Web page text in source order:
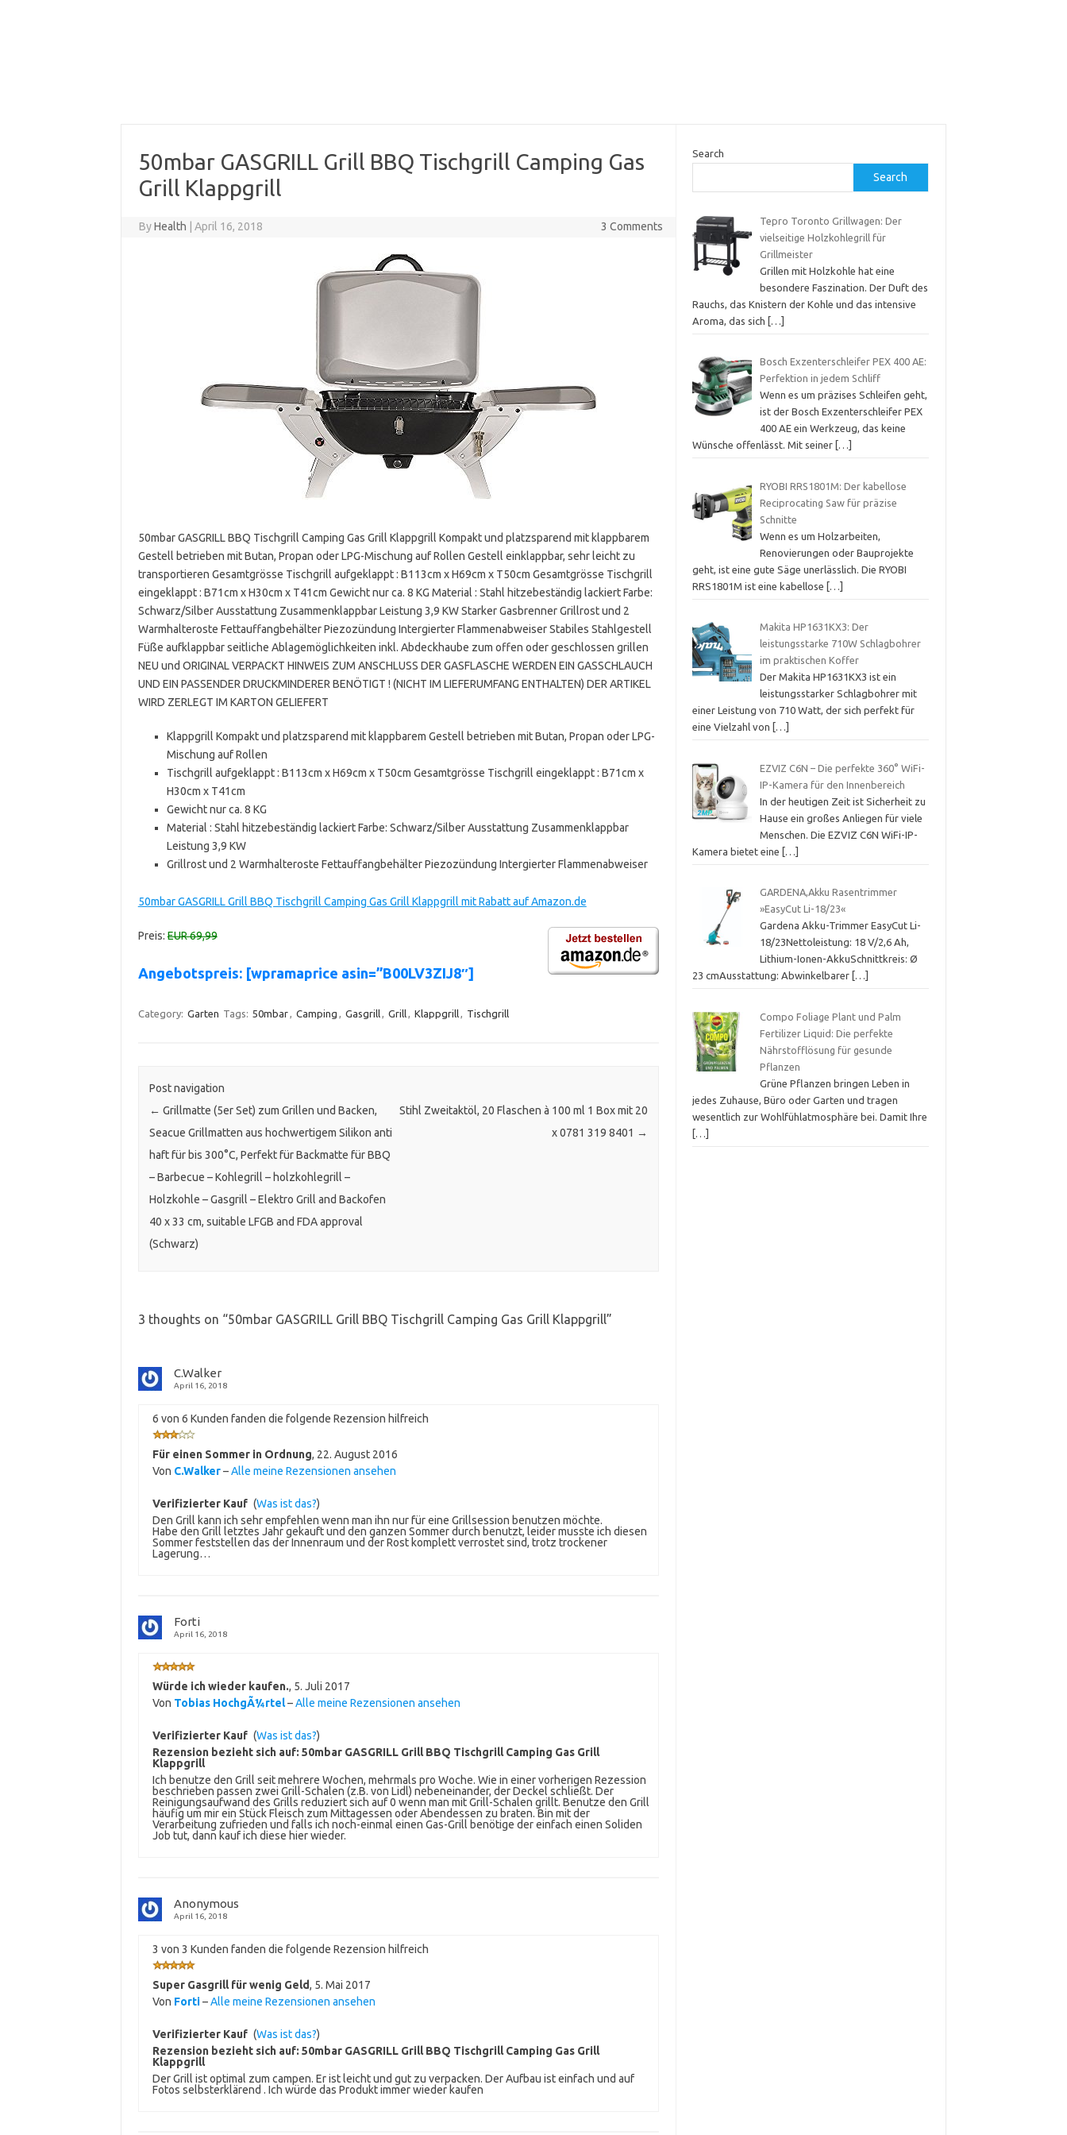
50mbar GASGRILL Grill BBQ Tischgrill Camping Gas
Grill Klappgrill
ByHealth April 16, 2018 3 Comments
50mbar GASGRILL BBQ Tischgrill Camping Gas Grill Klappgrill Kompakt und platzsparend mit klappbarem
Gestell betrieben mit Butan, Propan oder LPG-Mischung auf Rollen Gestell einklappbar, sehr leicht zu
transportieren Gesamtgrösse Tischgrill aufgeklappt : B113cm x H69cm x T50cm Gesamtgrösse Tischgrill
eingeklappt : B71cm x H30cm x T41cm Gewicht nur ca. 8 KG Material : Stahl hitzebeständig lackiert Farbe:
Schwarz/Silber Ausstattung Zusammenklappbar Leistung 3,9 KW Starker Gasbrenner Grillrost und 2
Warmhalteroste Fettauffangbehälter Piezozündung Intergierter Flammenabweiser Stabiles Stahlgestell
Füße aufklappbar seitliche Ablagemöglichkeiten inkl. Abdeckhaube zum offen oder geschlossen grillen
NEU und ORIGINAL VERPACKT HINWEIS ZUM ANSCHLUSS DER GASFLASCHE WERDEN EIN GASSCHLAUCH
UND EIN PASSENDER DRUCKMINDERER BENÖTIGT ! (NICHT IM LIEFERUMFANG ENTHALTEN) DER ARTIKEL
WIRD ZERLEGT IM KARTON GELIEFERT
Klappgrill Kompakt und platzsparend mit klappbarem Gestell betrieben mit Butan, Propan oder LPG-
Mischung auf Rollen
Tischgrill aufgeklappt : B113cm x H69cm x T50cm Gesamtgrösse Tischgrill eingeklappt : B71cm x
H30cm x T41cm
Gewicht nur ca. 8 KG
Material : Stahl hitzebeständig lackiert Farbe: Schwarz/Silber Ausstattung Zusammenklappbar
Leistung 3,9 KW
Grillrost und 2 Warmhalteroste Fettauffangbehälter Piezozündung Intergierter Flammenabweiser
50mbar GASGRILL Grill BBQ Tischgrill Camping Gas Grill Klappgrill mit Rabatt auf Amazon.de
Preis:EUR 69,99
Angebotspreis: [wpramaprice asin=”B00LV3ZIJ8″]
Category: Garten Tags: 50mbar, Camping , Gasgrill, Grill, Klappgrill, Tischgrill
Post navigation
← Grillmatte (5er Set) zum Grillen und Backen,
Seacue Grillmatten aus hochwertigem Silikon anti
haft für bis 300°C, Perfekt für Backmatte für BBQ
– Barbecue – Kohlegrill – holzkohlegrill –
Holzkohle – Gasgrill – Elektro Grill and Backofen
40 x 33 cm, suitable LFGB and FDA approval
(Schwarz)
Stihl Zweitaktöl, 20 Flaschen à 100 ml 1 Box mit 20
x 0781 319 8401 →
3 thoughts on “50mbar GASGRILL Grill BBQ Tischgrill Camping Gas Grill Klappgrill”
C.Walker
April 16, 2018
6 von 6 Kunden fanden die folgende Rezension hilfreich
Für einen Sommer in Ordnung, 22. August 2016
Von C.Walker–Alle meine Rezensionen ansehen
Verifizierter Kauf (Was ist das?)
Den Grill kann ich sehr empfehlen wenn man ihn nur für eine Grillsession benutzen möchte.
Habe den Grill letztes Jahr gekauft und den ganzen Sommer durch benutzt, leider musste ich diesen
Sommer feststellen das der Innenraum und der Rost komplett verrostet sind, trotz trockener
Lagerung…
Forti
April 16, 2018
Würde ich wieder kaufen., 5. Juli 2017
Von Tobias HochgÃ¼rtel–Alle meine Rezensionen ansehen
Verifizierter Kauf (Was ist das?)
Rezension bezieht sich auf: 50mbar GASGRILL Grill BBQ Tischgrill Camping Gas Grill
Klappgrill
Ich benutze den Grill seit mehrere Wochen, mehrmals pro Woche. Wie in einer vorherigen Rezession
beschrieben passen zwei Grill-Schalen (z.B. von Lidl) nebeneinander, der Deckel schließt. Der
Reinigungsaufwand des Grills reduziert sich auf 0 wenn man mit Grill-Schalen grillt. Benutze den Grill
häufig um mir ein Stück Fleisch zum Mittagessen oder Abendessen zu braten. Bin mit der
Verarbeitung zufrieden und falls ich noch-einmal einen Gas-Grill benötige der einfach einen Soliden
Job tut, dann kauf ich diese hier wieder.
Anonymous
April 16, 2018
3 von 3 Kunden fanden die folgende Rezension hilfreich
Super Gasgrill für wenig Geld, 5. Mai 2017
Von Forti–Alle meine Rezensionen ansehen
Verifizierter Kauf (Was ist das?)
Rezension bezieht sich auf: 50mbar GASGRILL Grill BBQ Tischgrill Camping Gas Grill
Klappgrill
Der Grill ist optimal zum campen. Er ist leicht und gut zu verpacken. Der Aufbau ist einfach und auf
Fotos selbsterklärend . Ich würde das Produkt immer wieder kaufen
Search
Search
Tepro Toronto Grillwagen: Der
vielseitige Holzkohlegrill für
Grillmeister
Grillen mit Holzkohle hat eine
besondere Faszination. Der Duft des
Rauchs, das Knistern der Kohle und das intensive
Aroma, das sich
[…]
Bosch Exzenterschleifer PEX 400 AE:
Perfektion in jedem Schliff
Wenn es um präzises Schleifen geht,
ist der Bosch Exzenterschleifer PEX
400 AE ein Werkzeug, das keine
Wünsche offenlässt. Mit seiner […]
RYOBI RRS1801M: Der kabellose
Reciprocating Saw für präzise
Schnitte
Wenn es um Holzarbeiten,
Renovierungen oder Bauprojekte
geht, ist eine gute Säge unerlässlich. Die RYOBI
RRS1801M ist eine kabellose
[…]
Makita HP1631KX3: Der
leistungsstarke 710W Schlagbohrer
im praktischen Koffer
Der Makita HP1631KX3 ist ein
leistungsstarker Schlagbohrer mit
einer Leistung von 710 Watt, der sich perfekt für
eine Vielzahl von
[…]
EZVIZ C6N – Die perfekte 360° WiFi-
IP-Kamera für den Innenbereich
In der heutigen Zeit ist Sicherheit zu
Hause ein großes Anliegen für viele
Menschen. Die EZVIZ C6N WiFi-IP-
Kamera bietet eine
[…]
GARDENA,Akku Rasentrimmer
»EasyCut Li-18/23«
Gardena Akku-Trimmer EasyCut Li-
18/23Nettoleistung: 18 V/2,6 Ah,
Lithium-Ionen-AkkuSchnittkreis: Ø
23 cmAusstattung: Abwinkelbarer […]
Compo Foliage Plant und Palm
Fertilizer Liquid: Die perfekte
Nährstofflösung für gesunde
Pflanzen
Grüne Pflanzen bringen Leben in
jedes Zuhause, Büro oder Garten und tragen
wesentlich zur Wohlfühlatmosphäre bei. Damit Ihre
[…]